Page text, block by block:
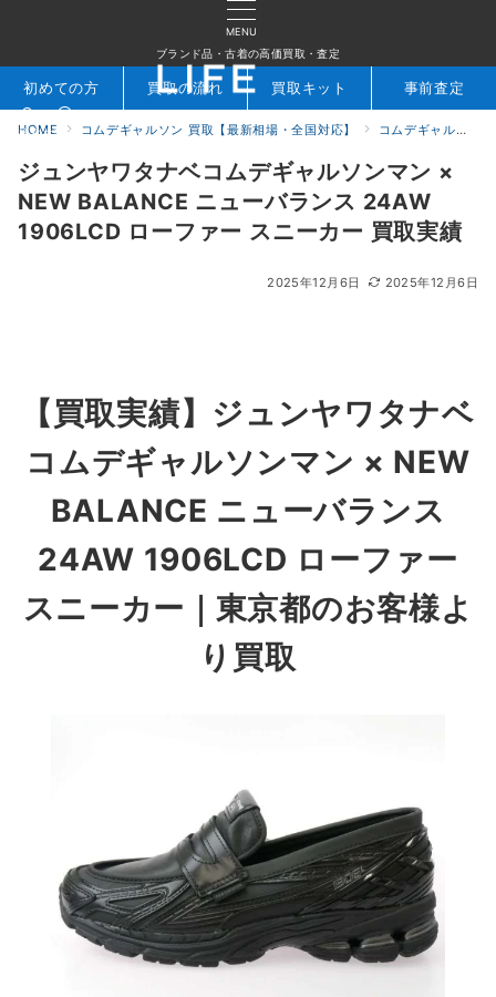
MENU
ブランド品・古着の高価買取・査定
検索 お問合せ
初めての方 買取の流れ 買取キット 事前査定
HOME コムデギャルソン 買取【最新相場・全国対応】 コムデギャルソン買取実績｜ブランド古着専門店LIFE
ジュンヤワタナベコムデギャルソンマン ×
NEW BALANCE ニューバランス 24AW
1906LCD ローファー スニーカー 買取実績
2025年12月6日 2025年12月6日
【買取実績】 ジュンヤワタナベ
コムデギャルソンマン × NEW
BALANCE ニューバランス
24AW 1906LCD ローファー
スニーカー ｜東京都のお客様よ
り買取